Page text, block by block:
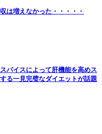
は増えなかった・・・・・
パイスによって肝機能を高めス
る一見完璧なダイエットが話題